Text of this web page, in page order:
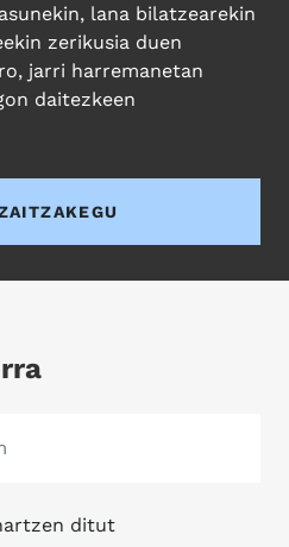
lana bilatzearekin
zerikusia duen
jarri harremanetan
daitezkeen
ditut